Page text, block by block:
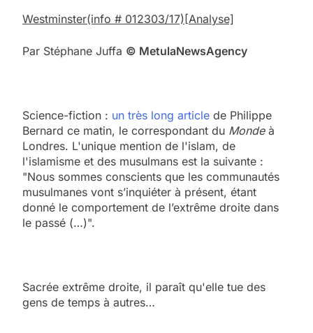
Westminster(info # 012303/17) [Analyse]
Par Stéphane Juffa © MetulaNewsAgency
Science-fiction : un très long article de Philippe
Bernard ce matin, le correspondant du Mondeà
Londres. L'unique mention de l'islam, de
l'islamisme et des musulmans est la suivante :
"Nous sommes conscients que les communautés
musulmanes vont s’inquiéter à présent, étant
donné le comportement de l’extrême droite dans
le passé (…)".
Sacrée extrême droite, il paraît qu'elle tue des
gens de temps à autres…